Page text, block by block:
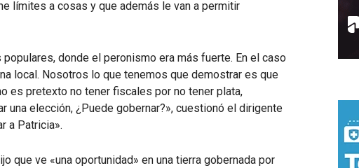
límites a cosas y que además le van a permitir
donde el peronismo era más fuerte. En el caso
local. Nosotros lo que tenemos que demostrar es que
es pretexto no tener fiscales por no tener plata,
una elección, ¿Puede gobernar?», cuestionó el dirigente
a Patricia».
que ve «una oportunidad» en una tierra gobernada por